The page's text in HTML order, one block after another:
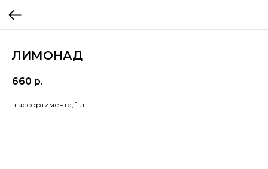
ЛИМОНАД
660 р.
в ассортименте, 1 л